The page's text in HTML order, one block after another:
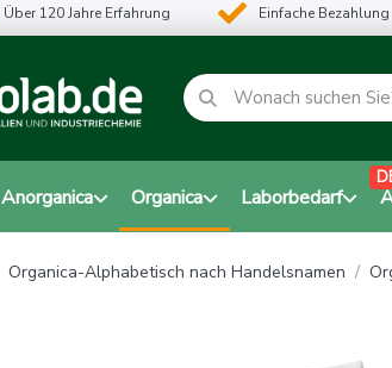
Über 120 Jahre Erfahrung Einfache Bezahlung
Anorganica Organica Laborbedarf
Organica-Alphabetisch nach Handelsnamen